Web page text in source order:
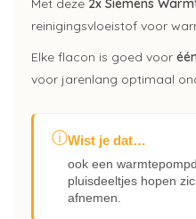
Met deze 2x Siemens
reinigingsvloeistof voor
Elke flacon is goed voor
voor jarenlang optimaal
ⓘWist je dat…
ook een
pluisdeeltjes hopen
afnemen.